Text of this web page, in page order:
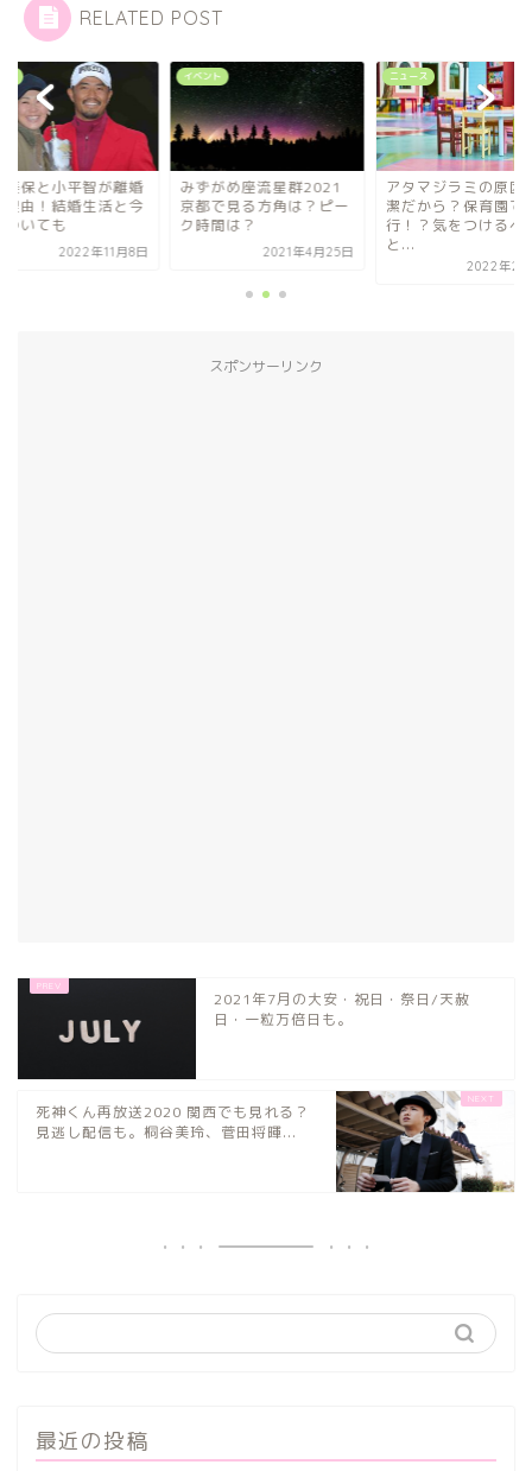
RELATED POST
美保と小平智が離婚
理由！結婚生活と今
ついても
2022年11月8日
イベント
みずがめ座流星群2021
京都で見る方角は？ピー
ク時間は？
2021年4月25日
ニュース
アタマジラミの原因
潔だから？保育園で
行！？気をつけるべ
と...
2022年2
スポンサーリンク
2021年7月の大安・祝日・祭日/天赦
日・一粒万倍日も。
死神くん再放送2020 関西でも見れる？
見逃し配信も。桐谷美玲、菅田将暉...
最近の投稿